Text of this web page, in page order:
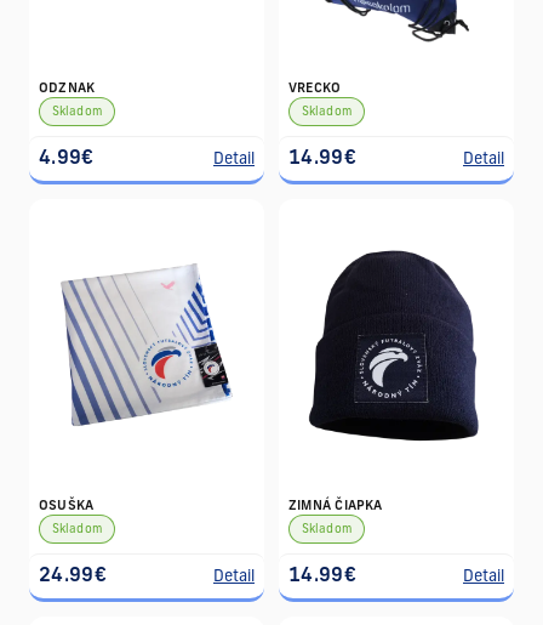
ODZNAK
Skladom
4.99€ Detail
VRECKO
Skladom
14.99€ Detail
OSUŠKA
Skladom
24.99€ Detail
ZIMNÁ ČIAPKA
Skladom
14.99€ Detail